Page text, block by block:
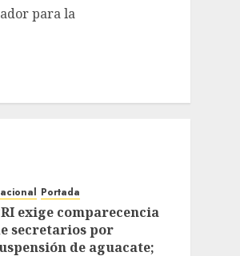
para la
Portada
exige comparecencia
secretarios por
de aguacate;